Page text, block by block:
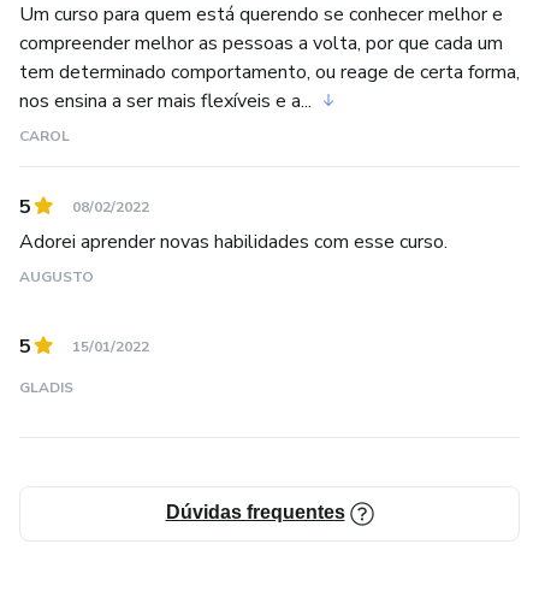
Um curso para quem está querendo se conhecer melhor e
compreender melhor as pessoas a volta, por que cada um
tem determinado comportamento, ou reage de certa forma,
nos ensina a ser mais flexíveis e a...
CAROL
5 08/02/2022
Adorei aprender novas habilidades com esse curso.
AUGUSTO
5 15/01/2022
GLADIS
Dúvidas frequentes